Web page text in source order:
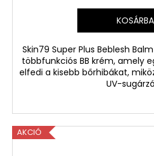
KOSÁRBA
Skin79 Super Plus Beblesh
többfunkciós BB krém, amely
elfedi a kisebb bőrhibákat,
UV-
AKCIÓ